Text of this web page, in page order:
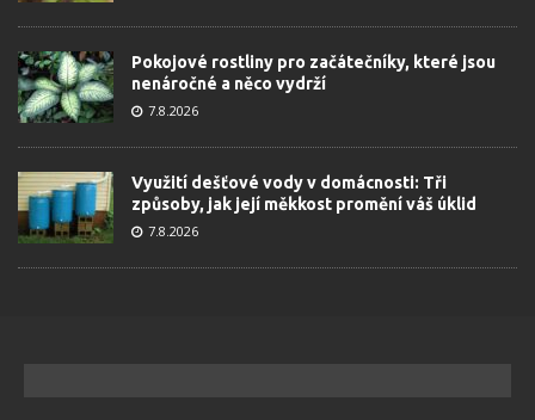
Pokojové rostliny pro začátečníky, které jsou
nenáročné a něco vydrží
7.8.2026
Využití dešťové vody v domácnosti: Tři
způsoby, jak její měkkost promění váš úklid
7.8.2026